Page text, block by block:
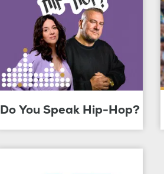
Do You Speak Hip-Hop?